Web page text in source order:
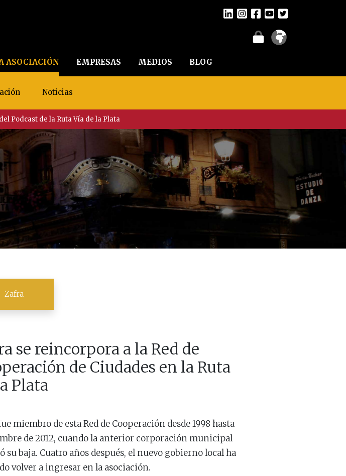
ASOCIACIÓN EMPRESAS MEDIOS BLOG
Noticias
Podcast de la Ruta Vía de la Plata
Zafra
se reincorpora a la Red de
de Ciudades en la Ruta
Plata
miembro de esta Red de Cooperación desde 1998 hasta
de 2012, cuando la anterior corporación municipal
su baja. Cuatro años después, el nuevo gobierno local ha
volver a ingresar en la asociación.